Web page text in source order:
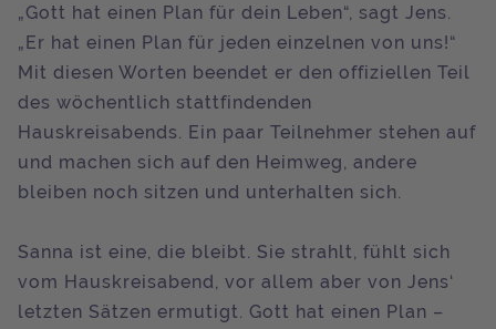
„Gott hat einen Plan für dein Leben“, sagt Jens.
„Er hat einen Plan für jeden einzelnen von uns!“
Mit diesen Worten beendet er den offiziellen Teil
des wöchentlich stattfindenden
Hauskreisabends. Ein paar Teilnehmer stehen auf
und machen sich auf den Heimweg, andere
bleiben noch sitzen und unterhalten sich.
Sanna ist eine, die bleibt. Sie strahlt, fühlt sich
vom Hauskreisabend, vor allem aber von Jens‘
letzten Sätzen ermutigt. Gott hat einen Plan –